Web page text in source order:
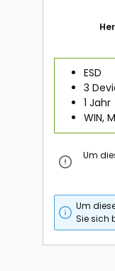
ESD
3
1 Jahr
WIN,
Um
Um
Sie sich